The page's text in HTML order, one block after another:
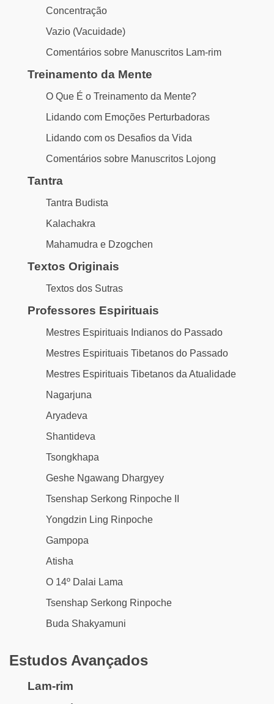
Concentração
Vazio (Vacuidade)
Comentários sobre Manuscritos Lam-rim
Treinamento da Mente
O Que É o Treinamento da Mente?
Lidando com Emoções Perturbadoras
Lidando com os Desafios da Vida
Comentários sobre Manuscritos Lojong
Tantra
Tantra Budista
Kalachakra
Mahamudra e Dzogchen
Textos Originais
Textos dos Sutras
Professores Espirituais
Mestres Espirituais Indianos do Passado
Mestres Espirituais Tibetanos do Passado
Mestres Espirituais Tibetanos da Atualidade
Nagarjuna
Aryadeva
Shantideva
Tsongkhapa
Geshe Ngawang Dhargyey
Tsenshap Serkong Rinpoche II
Yongdzin Ling Rinpoche
Gampopa
Atisha
O 14º Dalai Lama
Tsenshap Serkong Rinpoche
Buda Shakyamuni
Estudos Avançados
Lam-rim